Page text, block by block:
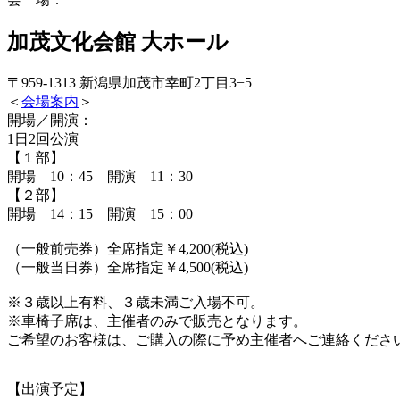
加茂文化会館 大ホール
〒959-1313 新潟県加茂市幸町2丁目3−5
＜ 会場案内 ＞
開場／開演：
1日2回公演
【１部】
開場 10：45 開演 11：30
【２部】
開場 14：15 開演 15：00
（一般前売券）全席指定￥4,200(税込)
（一般当日券）全席指定￥4,500(税込)
※３歳以上有料、３歳未満ご入場不可。
※車椅子席は、主催者のみで販売となります。
ご希望のお客様は、ご購入の際に予め主催者へご連絡くださ
【出演予定】